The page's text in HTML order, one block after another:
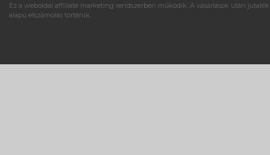
Ez a weboldal affiliate marketing rendszerben működik. A vásárlások után jutalék
alapú elszámolás történik.